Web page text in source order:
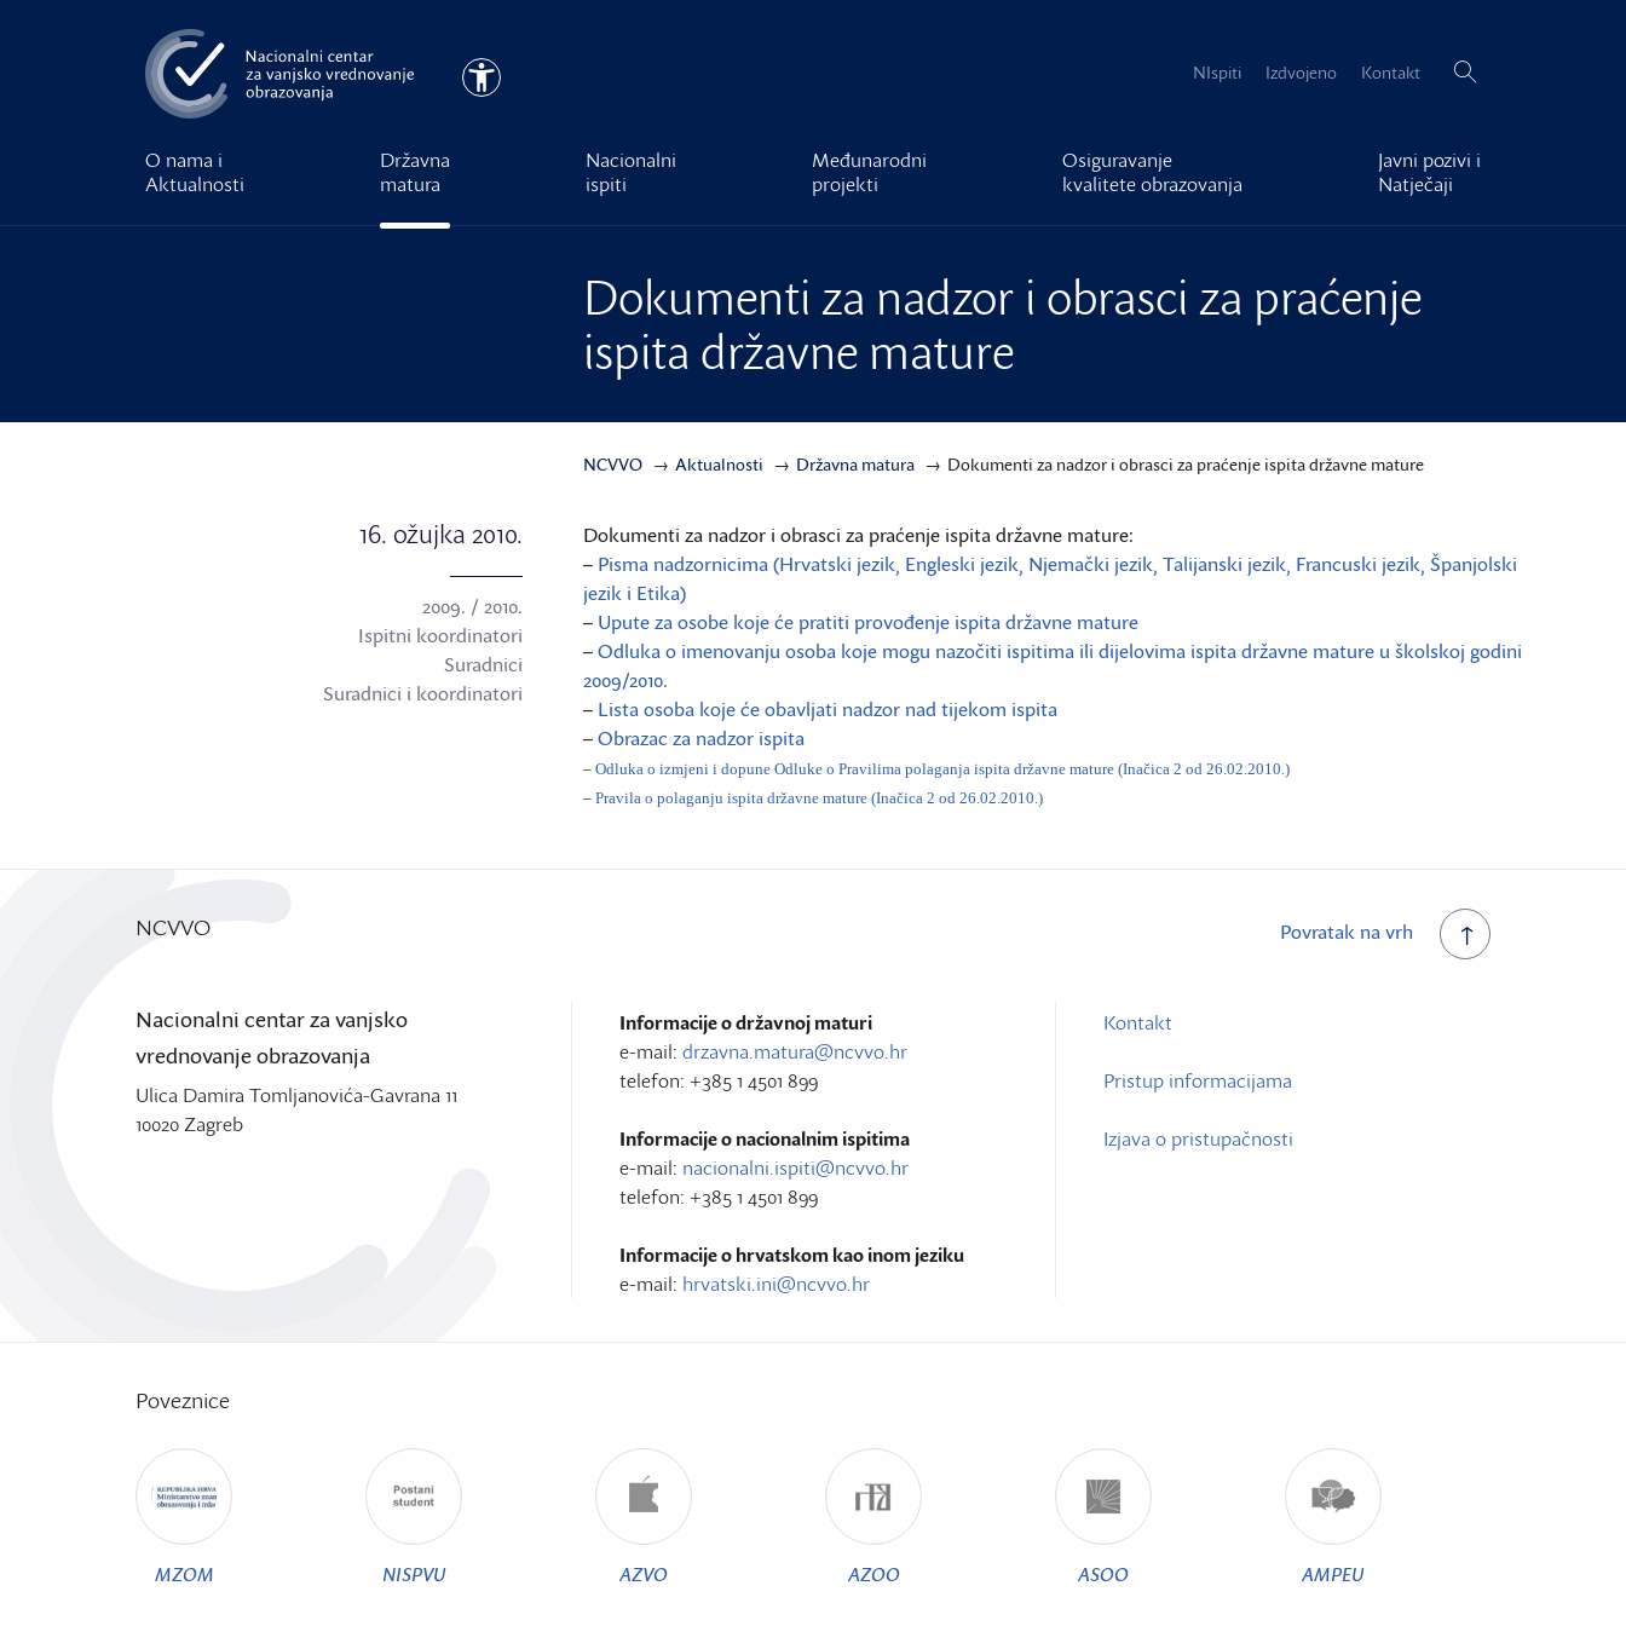
Pristupačnost NIspiti Izdvojeno Kontakt Pretraži:
O nama i
Aktualnosti
Državna
matura
Nacionalni
ispiti
Međunarodni
projekti
Osiguravanje
kvalitete obrazovanja
Javni pozivi i
Natječaji
Dokumenti za nadzor i obrasci za praćenje
ispita državne mature
NCVVO Aktualnosti Državna matura Dokumenti za nadzor i obrasci za praćenje ispita državne mature
16. ožujka 2010.
2009. / 2010.
Ispitni koordinatori
Suradnici
Suradnici i koordinatori
Dokumenti za nadzor i obrasci za praćenje ispita državne mature:
– Pisma nadzornicima (Hrvatski jezik, Engleski jezik, Njemački jezik, Talijanski jezik, Francuski jezik, Španjolski
jezik i Etika)
– Upute za osobe koje će pratiti provođenje ispita državne mature
–Odluka o imenovanju osoba koje mogu nazočiti ispitima ili dijelovima ispita državne mature u školskoj godini
2009/2010.
– Lista osoba koje će obavljati nadzor nad tijekom ispita
–Obrazac za nadzor ispita
– Odluka o izmjeni i dopune Odluke o Pravilima polaganja ispita državne mature (Inačica 2 od 26.02.2010.)
– Pravila o polaganju ispita državne mature (Inačica 2 od 26.02.2010.)
Povratak na vrh
NCVVO
Nacionalni centar za vanjsko
vrednovanje obrazovanja
Ulica Damira Tomljanovića-Gavrana 11
10020 Zagreb
Informacije o državnoj maturi
e-mail: drzavna.matura@ncvvo.hr
telefon: +385 1 4501 899
Informacije o nacionalnim ispitima
e-mail: nacionalni.ispiti@ncvvo.hr
telefon: +385 1 4501 899
Informacije o hrvatskom kao inom jeziku
e-mail: hrvatski.ini@ncvvo.hr
Kontakt
Pristup informacijama
Izjava o pristupačnosti
Poveznice
MZOM NISPVU AZVO AZOO ASOO AMPEU